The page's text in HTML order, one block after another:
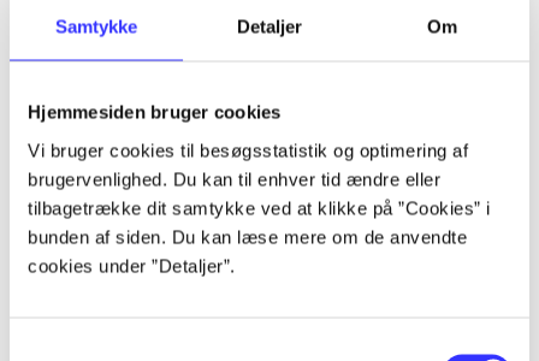
Samtykke Detaljer Om
Hjemmesiden bruger cookies
Vi bruger cookies til besøgsstatistik og optimering af
brugervenlighed. Du kan til enhver tid ændre eller
tilbagetrække dit samtykke ved at klikke på ”Cookies” i
bunden af siden. Du kan læse mere om de anvendte
cookies under ”Detaljer”.
Artikler
...
...